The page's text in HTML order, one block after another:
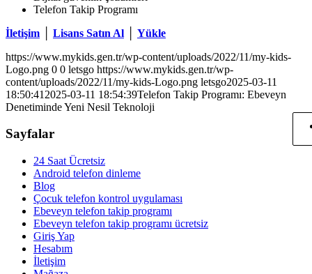
Telefon Takip Programı
İletişim
Lisans Satın Al
Yükle
https://www.mykids.gen.tr/wp-content/uploads/2022/11/my-kids-
Logo.png 0 0 letsgo https://www.mykids.gen.tr/wp-
content/uploads/2022/11/my-kids-Logo.png letsgo2025-03-11
18:50:41 2025-03-11 18:54:39Telefon Takip Programı: Ebeveyn
Denetiminde Yeni Nesil Teknoloji
Sayfalar
24 Saat Ücretsiz
Android telefon dinleme
Blog
Çocuk telefon kontrol uygulaması
Ebeveyn telefon takip programı
Ebeveyn telefon takip programı ücretsiz
Giriş Yap
Hesabım
İletişim